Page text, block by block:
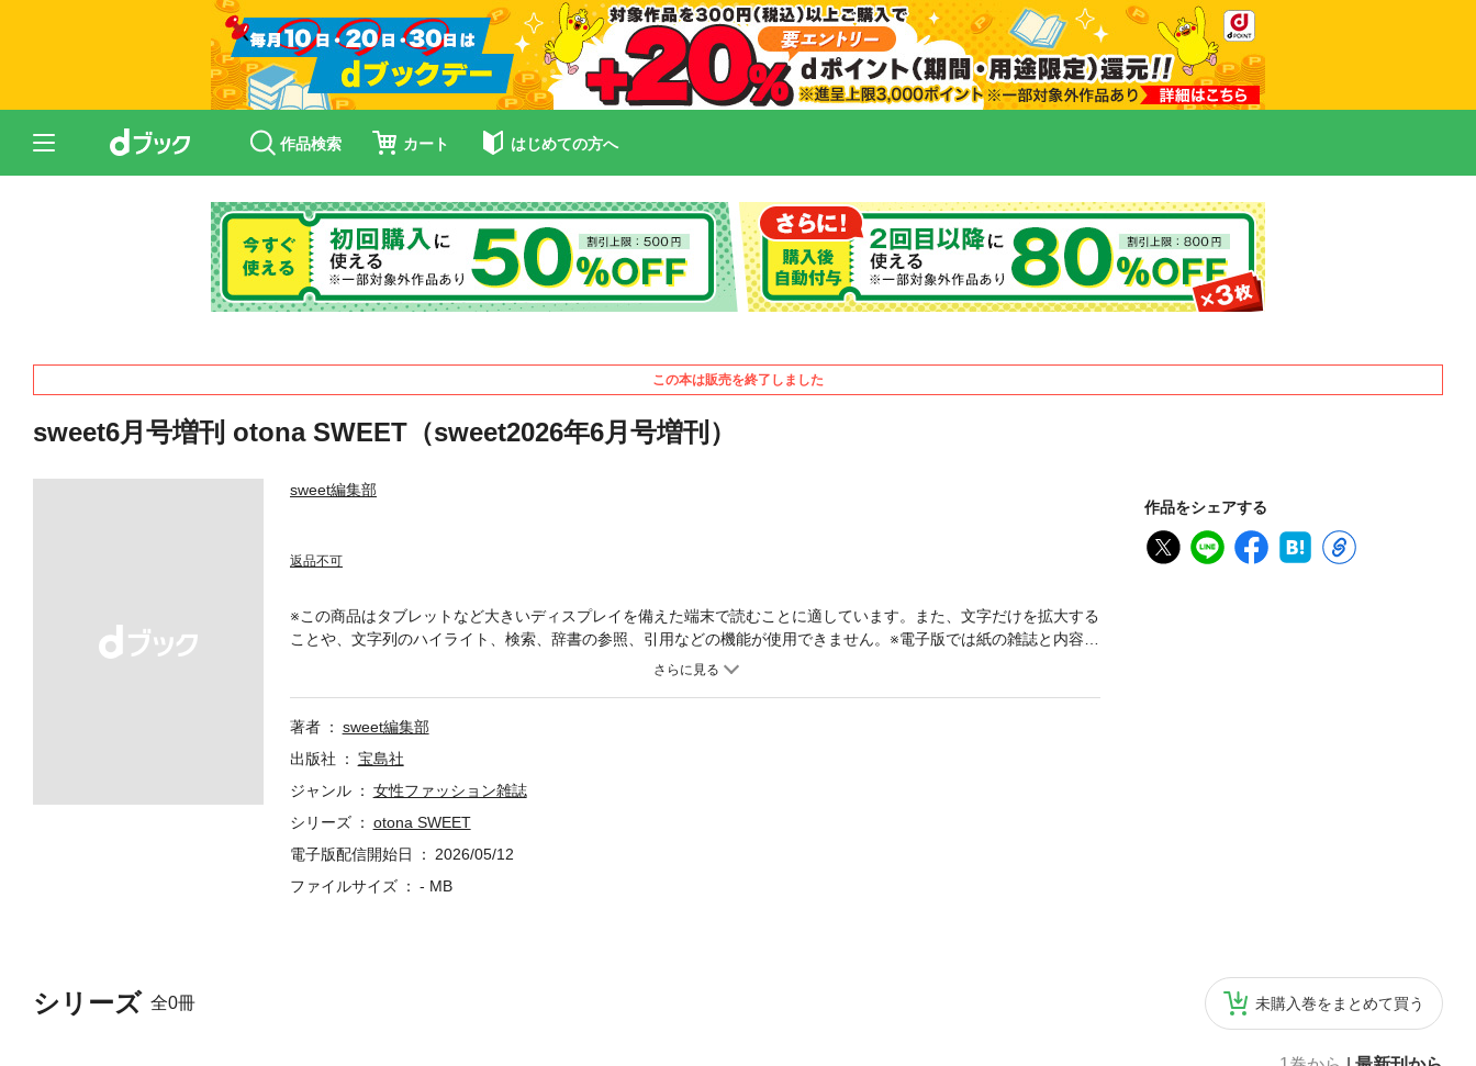
作品検索 カート はじめての方へ
この本は販売を終了しました
sweet6月号増刊 otona SWEET（sweet2026年6月号増刊）
sweet編集部
返品不可
作品をシェアする
シリーズ 全0冊 未購入巻をまとめて買う
※この商品はタブレットなど大きいディスプレイを備えた端末で読むことに適しています。また、文字だけを拡大する
ことや、文字列のハイライト、検索、辞書の参照、引用などの機能が使用できません。※電子版では紙の雑誌と内容が
一部異なる場合、または掲載されないページがございます。※電子版には付録は付きません。トップを飾る巻頭特集
「カワイイのセオリー、私の場合。」、ヘア＆メイクアップアーティスト・笹本恭平プレゼンツ「3つのムードで楽し
む夏メイク」なども必見です！
著者
sweet編集部
出版社
宝島社
ジャンル
女性ファッション雑誌
シリーズ
otona SWEET
電子版配信開始日
2026/05/12
ファイルサイズ
- MB